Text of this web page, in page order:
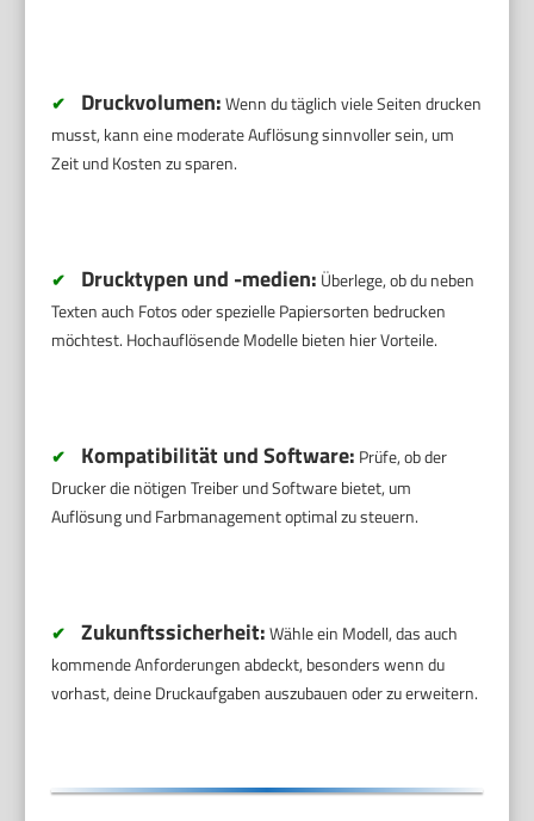
✔ Druckvolumen:Wenn du täglich viele Seiten drucken
musst, kann eine moderate Auflösung sinnvoller sein, um
Zeit und Kosten zu sparen.
✔ Drucktypen und -medien: Überlege, ob du neben
Texten auch Fotos oder spezielle Papiersorten bedrucken
möchtest. Hochauflösende Modelle bieten hier Vorteile.
✔ Kompatibilität und Software: Prüfe, ob der
Drucker die nötigen Treiber und Software bietet, um
Auflösung und Farbmanagement optimal zu steuern.
✔ Zukunftssicherheit:Wähle ein Modell, das auch
kommende Anforderungen abdeckt, besonders wenn du
vorhast, deine Druckaufgaben auszubauen oder zu erweitern.